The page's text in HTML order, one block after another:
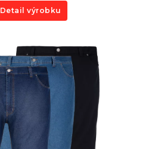
Detail výrobku